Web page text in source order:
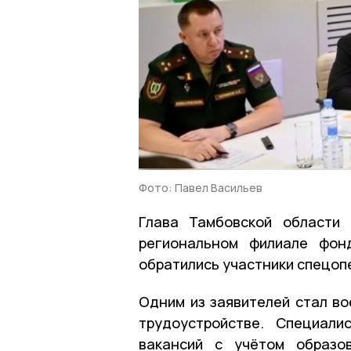
Фото: Павел Васильев
Глава Тамбовской
региональном филиале
обратились участники
Одним из заявителей стал
трудоустройстве.
вакансий с учётом